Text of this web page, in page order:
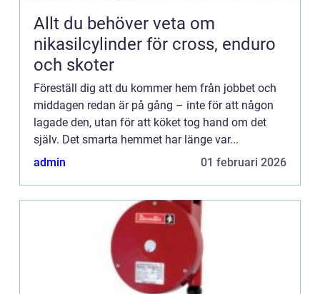
Allt du behöver veta om
nikasilcylinder för cross, enduro
och skoter
Föreställ dig att du kommer hem från jobbet och
middagen redan är på gång – inte för att någon
lagade den, utan för att köket tog hand om det
själv. Det smarta hemmet har länge var...
admin
01 februari 2026